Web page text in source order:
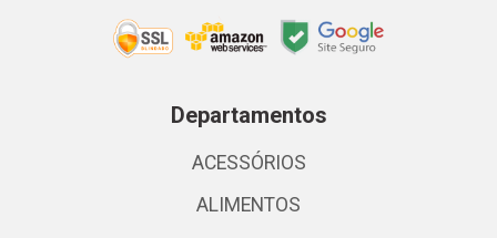
Departamentos
ACESSÓRIOS
ALIMENTOS